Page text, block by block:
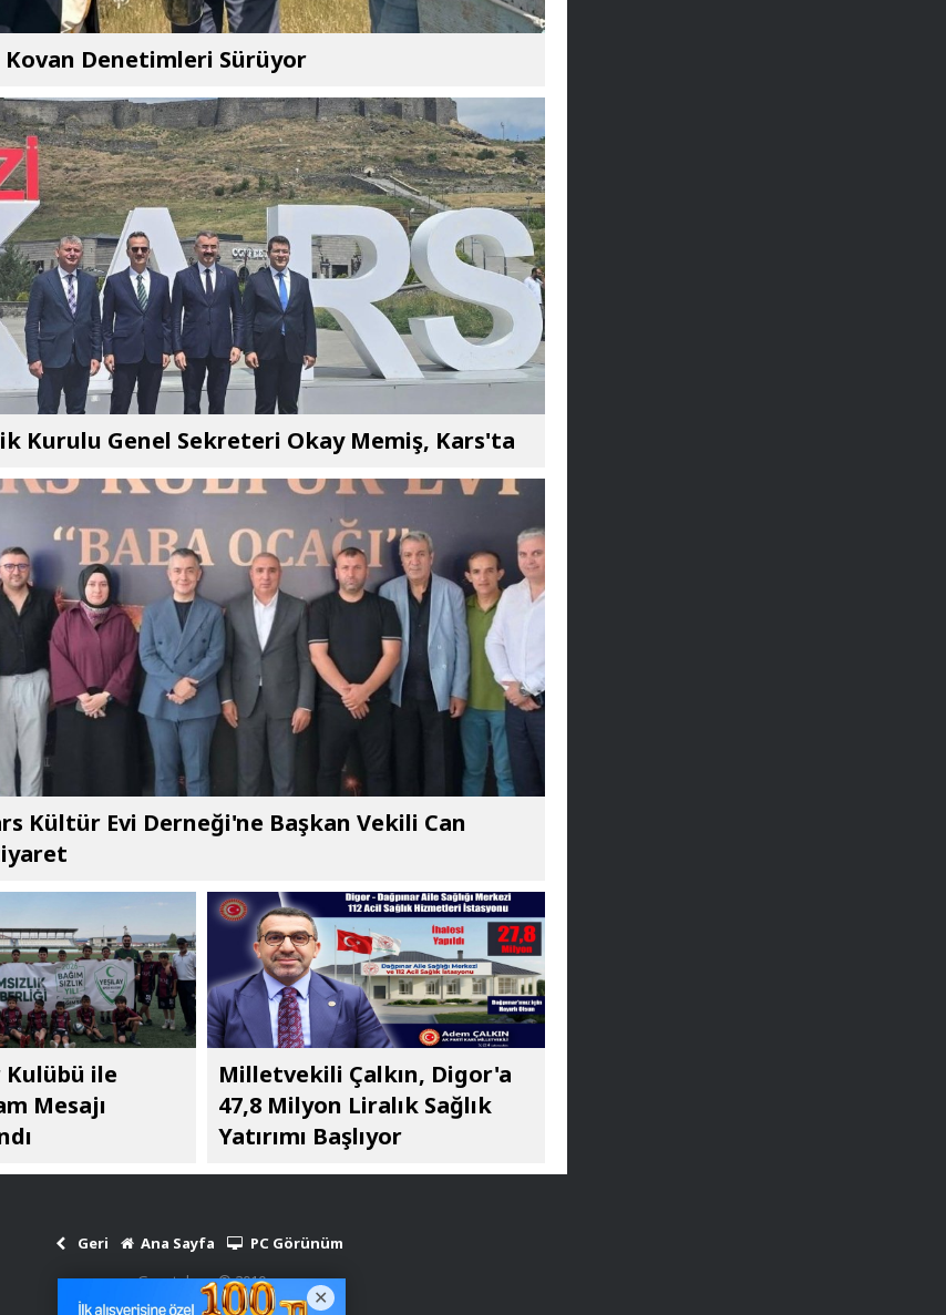
Kovan Denetimleri Sürüyor
Kurulu Genel Sekreteri Okay Memiş, Kars'ta
Kültür Evi Derneği'ne Başkan Vekili Can
Kulübü ile
Mesajı
Milletvekili Çalkın, Digor'a
47,8 Milyon Liralık Sağlık
Yatırımı Başlıyor
Geri Ana Sayfa
PC Görünüm
Gazetekars © 2010
Haber Scripti